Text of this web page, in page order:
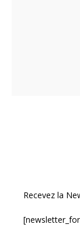
Recevez la